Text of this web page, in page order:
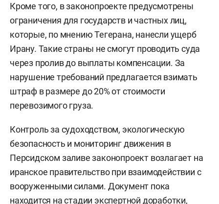
Кроме того, в законопроекте предусмотрены
ограничения для государств и частных лиц,
которые, по мнению Тегерана, нанесли ущерб
Ирану. Такие страны не смогут проводить суда
через пролив до выплаты компенсации. За
нарушение требований предлагается взимать
штраф в размере до 20% от стоимости
перевозимого груза.
Контроль за судоходством, экологическую
безопасность и мониторинг движения в
Персидском заливе законопроект возлагает на
иранское правительство при взаимодействии с
вооруженными силами. Документ пока
находится на стадии экспертной доработки,